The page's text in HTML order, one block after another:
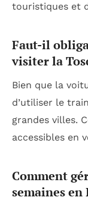
touristiques et
Faut-il
visiter la
Bien que la
d’utiliser le
grandes villes.
accessibles en
Comment
semaines en